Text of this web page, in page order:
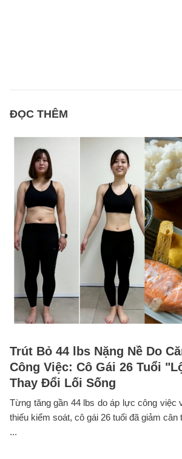
ĐỌC THÊM
Trút Bỏ 44 lbs Nặng Nề Do
Công Việc: Cô Gái 26 Tuổi
Thay Đổi Lối Sống
Từng tăng gần 44 lbs do áp lực công việc
thiếu kiểm soát, cô gái 26 tuổi đã giảm cân
...